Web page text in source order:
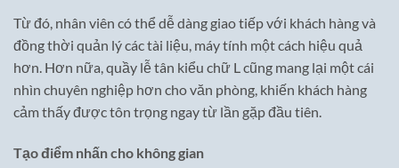
Từ đó, nhân viên có thể dễ dàng giao tiếp với khách hàng và
đồng thời quản lý các tài liệu, máy tính một cách hiệu quả
hơn. Hơn nữa, quầy lễ tân kiểu chữ L cũng mang lại một cái
nhìn chuyên nghiệp hơn cho văn phòng, khiến khách hàng
cảm thấy được tôn trọng ngay từ lần gặp đầu tiên.
Tạo điểm nhấn cho không gian